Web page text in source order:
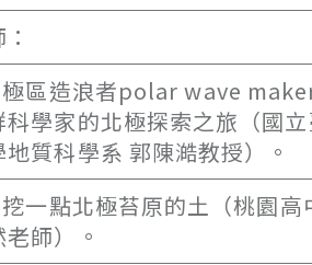
區造浪者polar wave
科學家的北極探索之旅（國
地質科學系 郭陳澔教授）。
一點北極苔原的土（桃園高
師）。